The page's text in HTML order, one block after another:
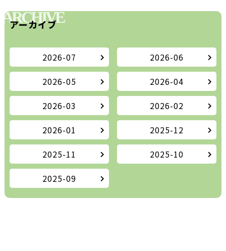
ARCHIVE
アーカイブ
2026-07
2026-06
2026-05
2026-04
2026-03
2026-02
2026-01
2025-12
2025-11
2025-10
2025-09